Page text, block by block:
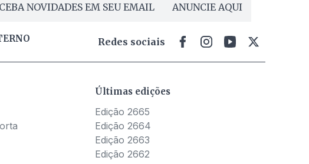
NOVIDADES EM SEU EMAIL ANUNCIE AQUI
Redes sociais
Últimas edições
Edição 2665
Edição 2664
Edição 2663
Edição 2662